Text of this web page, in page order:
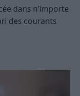
dans n’importe
des courants